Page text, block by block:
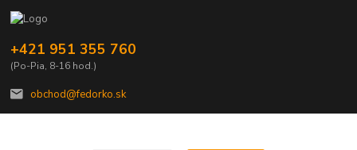
+421 951 355 760
(Po-Pia, 8-16 hod.)
obchod@fedorko.sk